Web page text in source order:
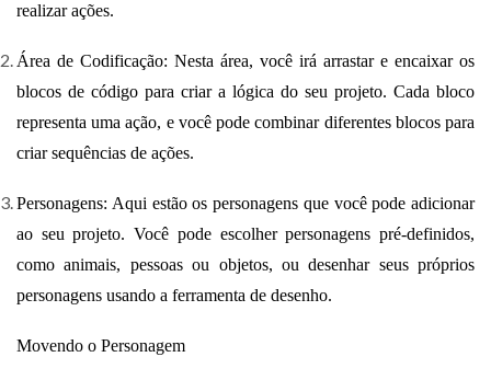
realizar ações.
Área de Codificação: Nesta área, você irá arrastar e encaixar os
blocos de código para criar a lógica do seu projeto. Cada bloco
representa uma ação, e você pode combinar diferentes blocos para
criar sequências de ações.
Personagens: Aqui estão os personagens que você pode adicionar
ao seu projeto. Você pode escolher personagens pré-definidos,
como animais, pessoas ou objetos, ou desenhar seus próprios
personagens usando a ferramenta de desenho.
Movendo o Personagem